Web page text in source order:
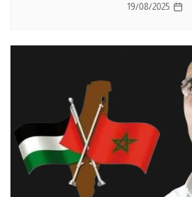
19/08/2025